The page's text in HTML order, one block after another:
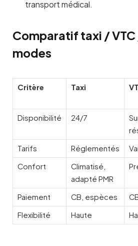
transport médical.
Comparatif taxi /
modes
Critère Taxi
Disponibilité
24/7
Tarifs
Réglementés
Confort
Climatisé,
adapté PMR
Paiement CB, espèces
Flexibilité
Haute